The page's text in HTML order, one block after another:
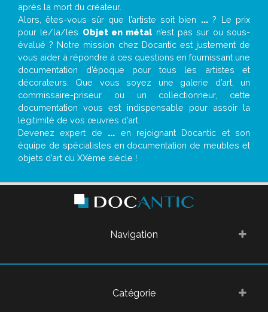
après la mort du créateur.
Alors, êtes-vous sûr que l’artiste soit bien ...? Le prix
pour le/la/les Objet en métal n’est pas sur ou sous-
évalué ? Notre mission chez Docantic est justement de
vous aider à répondre à ces questions en fournissant une
documentation d’époque pour tous les artistes et
décorateurs. Que vous soyez une galerie d’art, un
commissaire-priseur ou un collectionneur, cette
documentation vous est indispensable pour assoir la
légitimité de vos œuvres d’art.
Devenez expert de ... en rejoignant Docantic et son
équipe de spécialistes en documentation de meubles et
objets d’art du XXème siècle !
Navigation
Catégorie